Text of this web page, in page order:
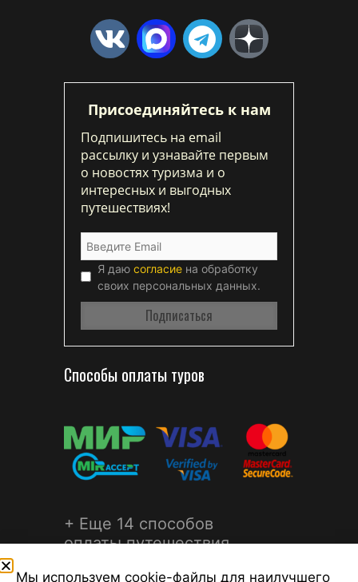
Присоединяйтесь к нам
Подпишитесь на email
рассылку и узнавайте первым
о новостях туризма и о
интересных и выгодных
путешествиях!
Я даю согласие на обработку
своих персональных данных.
Способы оплаты туров
+ Еще 14 способов
оплаты путешествия
Мы используем cookie-файлы для наилучшего